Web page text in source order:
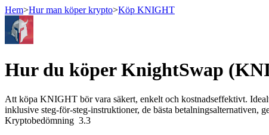
Hem>Hur man köper krypto>Köp KNIGHT
Hur du köper KnightSwap
Att köpa KNIGHT bör vara säkert, enkelt och kostnadseffektivt.
inklusive steg-för-steg-instruktioner, de bästa betalningsalternativen,
Kryptobedömning 3.3